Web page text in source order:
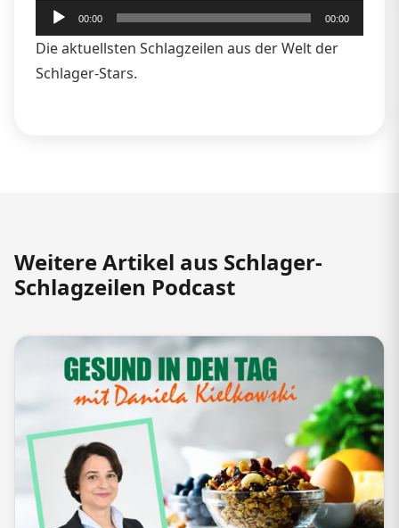
Audio-
Player
00:00 00:00
Die aktuellsten Schlagzeilen aus der Welt der
Schlager-Stars.
Weitere Artikel aus Schlager-
Schlagzeilen Podcast